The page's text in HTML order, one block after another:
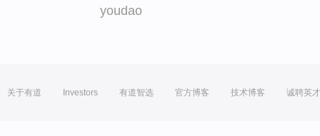
youdao
关于有道 Investors 有道智选 官方博客 技术博客 诚聘英才